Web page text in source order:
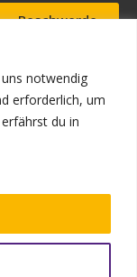
notwendig
erforderlich, um
du in
Beschwerde
Aufnahmea
nfrage